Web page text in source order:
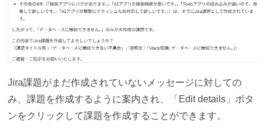
Jira課題がまだ作成されていないメッセージに対しての
み、課題を作成するように案内され、「Edit details」ボタ
ンをクリックして課題を作成することができます。